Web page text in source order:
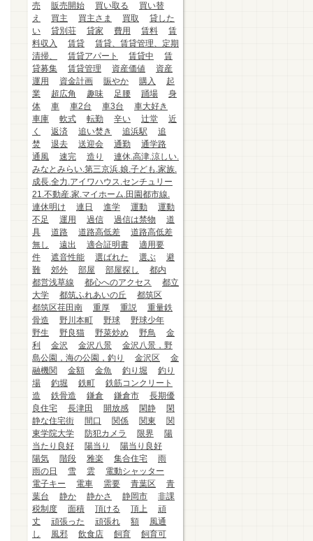
売
販売開始 買い取る
買い替
え
買主 買主さま 買取
貸した
い
貸別荘 貸家 費用 賃料
賃
料収入
賃貸
賃貸、賃貸管理、定期
清掃、
賃貸アパート 賃貸中
賃
貸募集
賃貸管理 資産価値
資産
運用
資金計画 賑やか 購入
起
業
超広角 趣味 足腰 踊場
身
体
車 車2台 車3台
車大好き
車庫
軟式 転勤 辛い 辻堂
近
く
返済 追い焚き 追浜駅
追
焚
退去 送迎会 通勤
通学路
通風
速完 造り
連休.高津.涼しい.
みなとみらい.第三京浜.娘.子ども.家族.
成長.全力.アイワハウス.センチュリー
21.不動産.家.マイホーム.田園都市線.
連休明け
連日 進学 運動
運動
不足
運用 過信 過信は禁物
道
具
道路 道路高低差
道路高低差
無し
遠出 適合証明書
適用要
件
遮音性能 選ばれた 選ぶ
避
難
郊外 部屋 部屋探し
都内
都営浅草線
都心へのアクセス
都立
大学
都筑ふれあいの丘
都筑区
都筑区荏田南
重厚 重説
重量鉄
骨造
野川本町 野球
野球少年
野生
野良猫 野菜炒め 野鳥
金
利
金沢 金沢八景
金沢八景，野
島公園，海の公園，釣り
金沢区
金
融機関
金額 金魚 釣り堀
釣り
場
釣堀 鉄町
鉄筋コンクリート
造
鉄骨造 鎌倉 鎌倉市
長期優
良住宅
長津田 開放感 閑静
閑
静な住宅街
間口 関係 関東
関
東学院大学
防犯カメラ 限界
陽
当たり良好
陽当り
陽当り良好
陽気
階段 雅楽 集合住宅
雨
雨の日
雪 雲
電動シャッター
電子キー
電車 需要 青葉区
青
葉台
静か 静かさ 静岡市
非課
税制度
面積 頂ける 頂上
頑
丈
頑張った 頑張れ 額
風通
し
風邪 飲食店 飼育
飼育可